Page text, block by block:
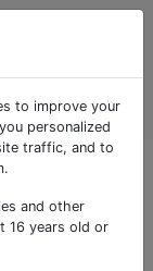
to improve your
personalized
traffic, and to
and other
16 years old or